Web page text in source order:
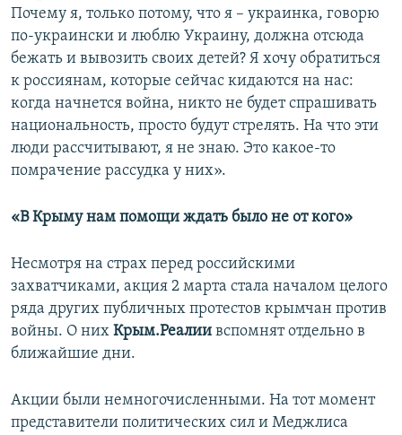
Почему я, только потому, что я – украинка, говорю
по-украински и люблю Украину, должна отсюда
бежать и вывозить своих детей? Я хочу обратиться
к россиянам, которые сейчас кидаются на нас:
когда начнется война, никто не будет спрашивать
национальность, просто будут стрелять. На что эти
люди рассчитывают, я не знаю. Это какое-то
помрачение рассудка у них».
«В Крыму нам помощи ждать было не от кого»
Несмотря на страх перед российскими
захватчиками, акция 2 марта стала началом целого
ряда других публичных протестов крымчан против
войны. О них Крым.Реалии вспомнят отдельно в
ближайшие дни.
Акции были немногочисленными. На тот момент
представители политических сил и Меджлиса